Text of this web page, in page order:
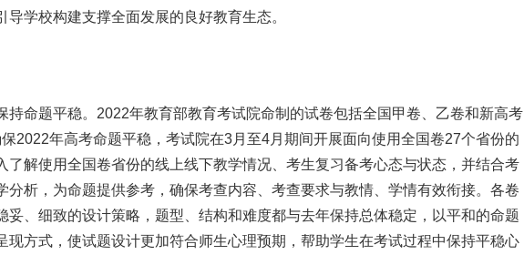
导学校构建支撑全面发展的良好教育生态。
命题平稳。2022年教育部教育考试院命制的试卷包括全国甲卷、乙卷和新高考I
2022年高考命题平稳，考试院在3月至4月期间开展面向使用全国卷27个省份的
了解使用全国卷省份的线上线下教学情况、考生复习备考心态与状态，并结合考
分析，为命题提供参考，确保考查内容、考查要求与教情、学情有效衔接。各卷
妥、细致的设计策略，题型、结构和难度都与去年保持总体稳定，以平和的命题
现方式，使试题设计更加符合师生心理预期，帮助学生在考试过程中保持平稳心